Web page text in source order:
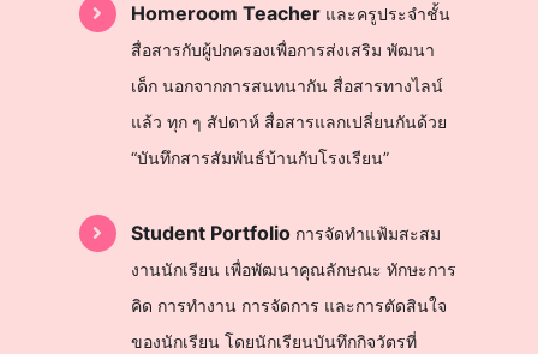
Homeroom Teacher และครูประจำชั้น
สื่อสารกับผู้ปกครองเพื่อการส่งเสริม พัฒนา
เด็ก นอกจากการสนทนากัน สื่อสารทางไลน์
แล้ว ทุก ๆ สัปดาห์ สื่อสารแลกเปลี่ยนกันด้วย
“บันทึกสารสัมพันธ์บ้านกับโรงเรียน”
Student Portfolio การจัดทำแฟ้มสะสม
งานนักเรียน เพื่อพัฒนาคุณลักษณะ ทักษะการ
คิด การทำงาน การจัดการ และการตัดสินใจ
ของนักเรียน โดยนักเรียนบันทึกกิจวัตรที่